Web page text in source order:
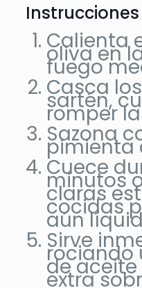
Instrucciones
Calienta
oliva en
fuego
Casca
sartén,
romper
Sazona
pimienta
Cuece
minutos
claras
cocidas
aún
Sirve
rociando
de
extra